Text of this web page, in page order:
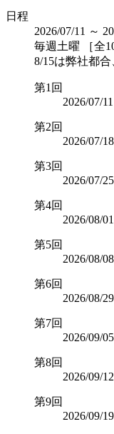
日程
2026/07/11 ～
毎週土曜 ［全
8/15は弊社都
第1回
2026/07/11
第2回
2026/07/18
第3回
2026/07/25
第4回
2026/08/01
第5回
2026/08/08
第6回
2026/08/29
第7回
2026/09/05
第8回
2026/09/12
第9回
2026/09/19